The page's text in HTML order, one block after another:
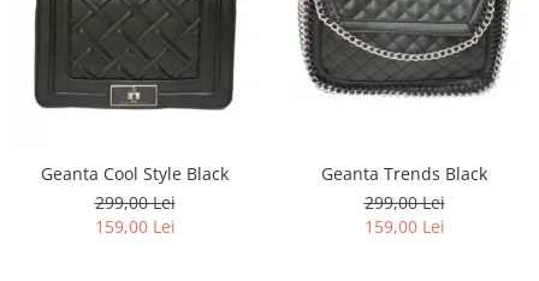
Geanta Cool Style Black
299,00 Lei
159,00 Lei
Geanta Trends Black
299,00 Lei
159,00 Lei